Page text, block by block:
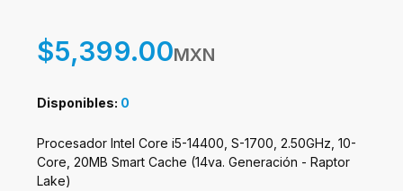
$5,399.00MXN
Disponibles: 0
Procesador Intel Core i5-14400, S-1700, 2.50GHz, 10-
Core, 20MB Smart Cache (14va. Generación - Raptor
Lake)